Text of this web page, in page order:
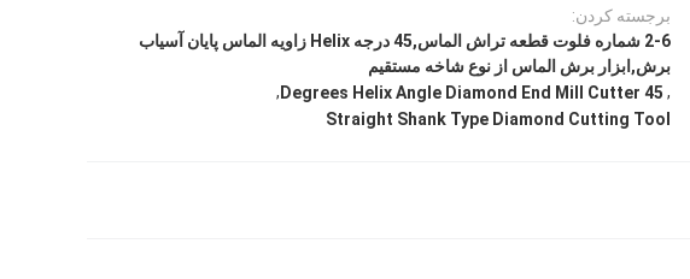
برجسته کردن:
2-6 شماره فلوت قطعه تراش الماس,45 درجه Helix زاویه الماس پایان آسیاب
برش,ابزار برش الماس از نوع شاخه مستقیم
,
45 Degrees Helix Angle Diamond End Mill Cutter
,
Straight Shank Type Diamond Cutting Tool